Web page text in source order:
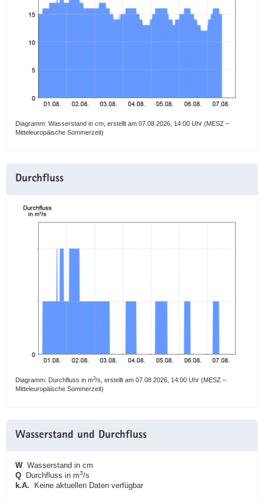
Diagramm: Wasserstand in cm, erstellt am 07.08.2026, 14:00 Uhr (MESZ –
Mitteleuropäische Sommerzeit)
Durchfluss
Diagramm: Durchfluss in m3/s, erstellt am 07.08.2026, 14:00 Uhr (MESZ –
Mitteleuropäische Sommerzeit)
Wasserstand und Durchfluss
WWasserstand in cm
Q Durchfluss in m3/s
k.A. Keine aktuellen Daten verfügbar